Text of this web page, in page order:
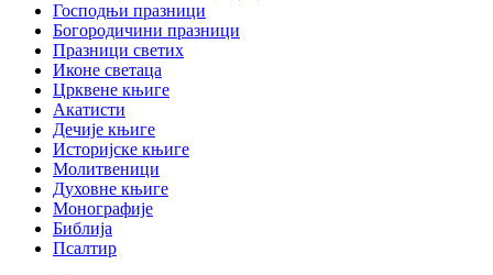
Господњи празници
Богородичини празници
Празници светих
Иконе светаца
Црквене књиге
Акатисти
Дечије књиге
Историјске књиге
Молитвеници
Духовне књиге
Монографије
Библија
Псалтир